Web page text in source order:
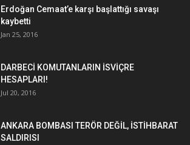
Erdoğan Cemaat’e karşı başlattığı savaşı
kaybetti
Jan 25, 2016
DARBECİ KOMUTANLARIN İSVİÇRE
HESAPLARI!
Jul 20, 2016
ANKARA BOMBASI TERÖR DEĞİL, İSTİHBARAT
SALDIRISI